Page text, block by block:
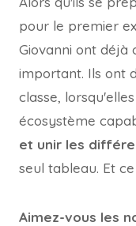
pour le premier
Giovanni ont déjà
important. Ils ont
classe,
écosystème
et unir les
seul tableau. Et
Aimez-vous les